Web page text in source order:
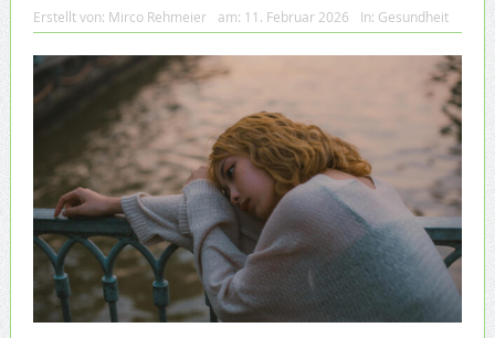
Erstellt von: Mirco Rehmeier am: 11. Februar 2026 In: Gesundheit